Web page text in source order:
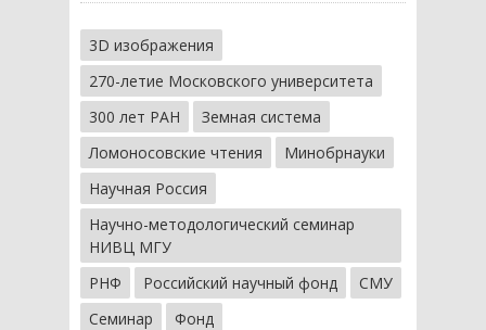
3D изображения
270-летие Московского университета
300 лет РАН
Земная система
Ломоносовские чтения
Минобрнауки
Научная Россия
Научно-методологический семинар
НИВЦ МГУ
РНФ
Российский научный фонд
СМУ
Семинар
Фонд